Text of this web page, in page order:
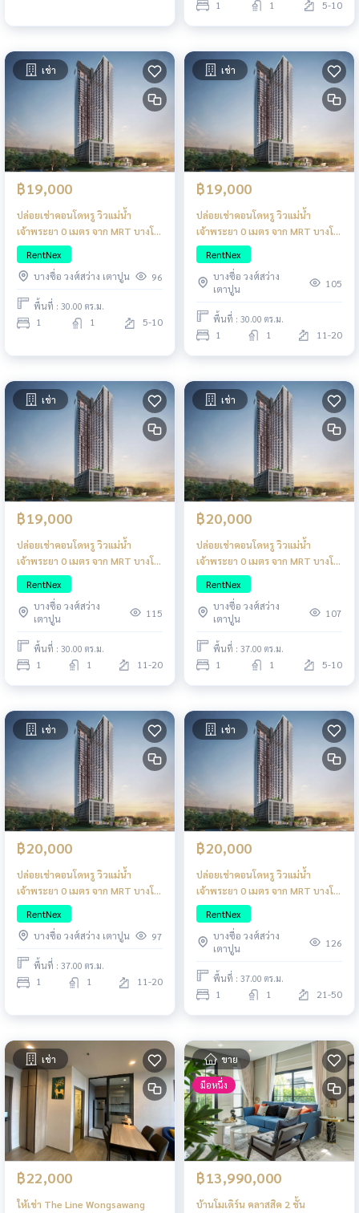
1 1 5-10
เช่า
฿19,000
ปล่อยเช่าคอนโดหรู วิวแม่น้ำ
เจ้าพระยา 0 เมตร จาก MRT บางโพ
แต่งครบสไตล์ญี่ปุ่น
RentNex
บางซื่อ วงศ์สว่าง เตาปูน
96
พื้นที่ : 30.00 ตร.ม.
1 1 5-10
เช่า
฿19,000
ปล่อยเช่าคอนโดหรู วิวแม่น้ำ
เจ้าพระยา 0 เมตร จาก MRT บางโพ
แต่งครบสไตล์ญี่ปุ่น
RentNex
บางซื่อ วงศ์สว่าง
เตาปูน
105
พื้นที่ : 30.00 ตร.ม.
1 1 11-20
เช่า
฿19,000
ปล่อยเช่าคอนโดหรู วิวแม่น้ำ
เจ้าพระยา 0 เมตร จาก MRT บางโพ
แต่งครบสไตล์ญี่ปุ่น
RentNex
บางซื่อ วงศ์สว่าง
เตาปูน
115
พื้นที่ : 30.00 ตร.ม.
1 1 11-20
เช่า
฿20,000
ปล่อยเช่าคอนโดหรู วิวแม่น้ำ
เจ้าพระยา 0 เมตร จาก MRT บางโพ
แต่งครบสไตล์ญี่ปุ่น
RentNex
บางซื่อ วงศ์สว่าง
เตาปูน
107
พื้นที่ : 37.00 ตร.ม.
1 1 5-10
เช่า
฿20,000
ปล่อยเช่าคอนโดหรู วิวแม่น้ำ
เจ้าพระยา 0 เมตร จาก MRT บางโพ
แต่งครบสไตล์ญี่ปุ่น
RentNex
บางซื่อ วงศ์สว่าง เตาปูน
97
พื้นที่ : 37.00 ตร.ม.
1 1 11-20
เช่า
฿20,000
ปล่อยเช่าคอนโดหรู วิวแม่น้ำ
เจ้าพระยา 0 เมตร จาก MRT บางโพ
แต่งครบสไตล์ญี่ปุ่น
RentNex
บางซื่อ วงศ์สว่าง
เตาปูน
126
พื้นที่ : 37.00 ตร.ม.
1 1 21-50
เช่า
฿22,000
ให้เช่า The Line Wongsawang
ขาย
มือหนึ่ง
฿13,990,000
บ้านโมเดิร์น คลาสสิค 2 ชั้น